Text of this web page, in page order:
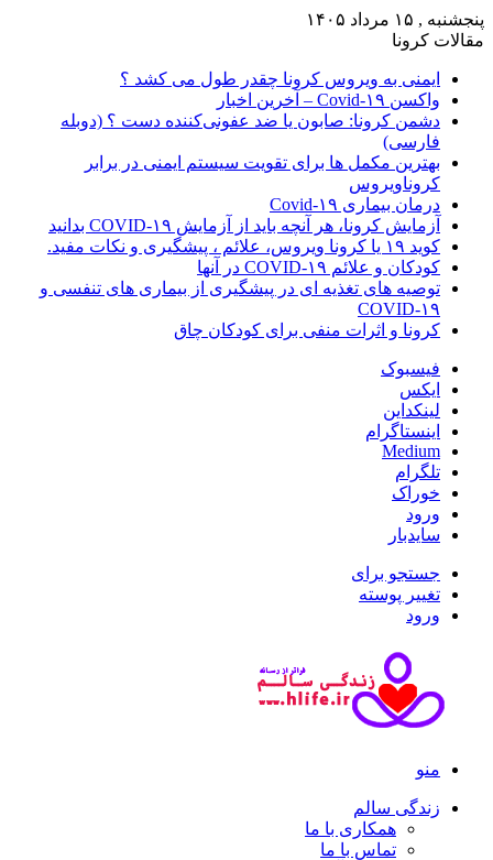
پنجشنبه , ۱۵ مرداد ۱۴۰۵
مقالات کرونا
ایمنی به ویروس کرونا چقدر طول می کشد ؟
واکسن Covid-۱۹ – آخرین اخبار
دشمن کرونا: صابون یا ضد عفونی‌کننده دست ؟ (دوبله
فارسی)
بهترین مکمل ها برای تقویت سیستم ایمنی در برابر
کروناویروس
درمان بیماری Covid-۱۹
آزمایش کرونا، هر آنچه باید از آزمایش COVID-۱۹ بدانید
کوید ۱۹ یا کرونا ویروس، علائم ، پیشگیری و نکات مفید.
کودکان و علائم COVID-۱۹ در آنها
توصیه های تغذیه ای در پیشگیری از بیماری های تنفسی و
COVID-۱۹
کرونا و اثرات منفی برای کودکان چاق
فیسبوک
ایکس
لینکداین
اینستاگرام
Medium
تلگرام
خوراک
ورود
سایدبار
جستجو برای
تغییر پوسته
ورود
منو
زندگی سالم
همکاری با ما
تماس با ما